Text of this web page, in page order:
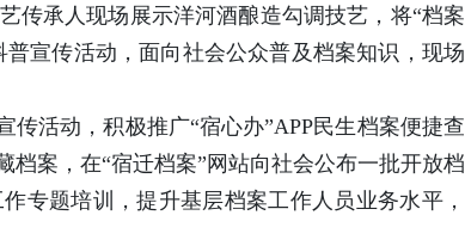
传承人现场展示洋河酒酿造勾调技艺，将“档案
宣传活动，面向社会公众普及档案知识，现场
传活动，积极推广“宿心办”APP民生档案便捷查
案，在“宿迁档案”网站向社会公布一批开放档
专题培训，提升基层档案工作人员业务水平，